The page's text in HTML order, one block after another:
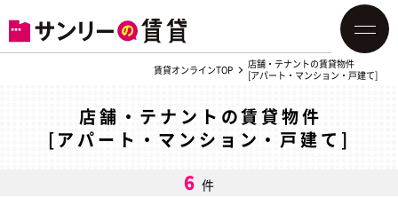
賃貸オンラインTOP
店舗・テナントの賃貸物件
[アパート・マンション・戸建て]
店舗・テナントの賃貸物件
[アパート・マンション・戸建て]
6 件